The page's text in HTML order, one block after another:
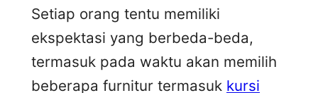
Setiap orang tentu memiliki
ekspektasi yang berbeda-beda,
termasuk pada waktu akan memilih
beberapa furnitur termasuk kursi